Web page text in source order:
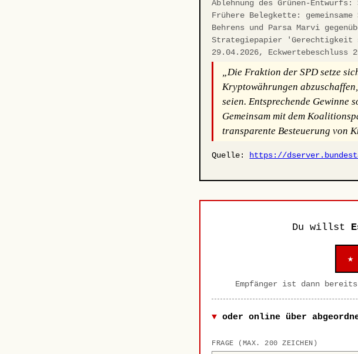
Ablehnung des Grünen-
Frühere Belegkette:
Behrens und Parsa Marvi
Strategiepapier 'Gerechtigkeit
29.04.2026, Eckwertebeschluss
„Die Fraktion der SPD setze
Kryptowährungen
seien. Entsprechende Gewinne
Gemeinsam mit dem
transparente Besteuerung von
Quelle: https://
Du willst
★
Empfänger ist dann
oder online über
FRAGE (MAX. 200 ZEICHEN)